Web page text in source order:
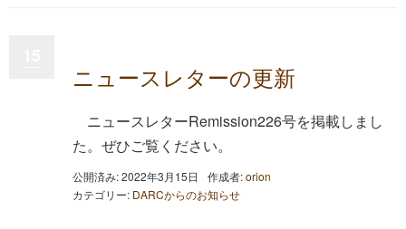
ニュースレターの更新
ニュースレターRemission226号を掲載しまし
た。ぜひご覧ください。
公開済み: 2022年3月15日 作成者:orion
カテゴリー: DARCからのお知らせ